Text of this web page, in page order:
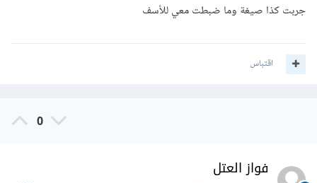
مرفق الملف و بامكانك الاطلاع على الصيغ التي اضفتها مكان
ملاحظة: أي تغير في الاسماء في ورقة "الجدول" يتم تغييره تلقائيا
جربت كذا صيغة وما ضبطت معي للأسف
اقتباس
0
فواز العتل